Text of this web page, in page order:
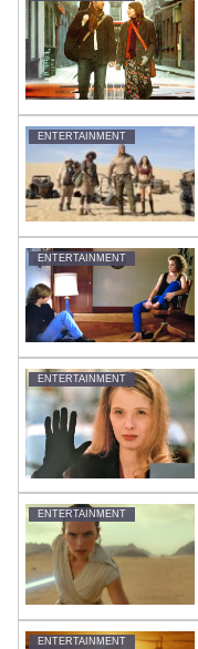
ENTERTAINMENT
ENTERTAINMENT
ENTERTAINMENT
ENTERTAINMENT
ENTERTAINMENT